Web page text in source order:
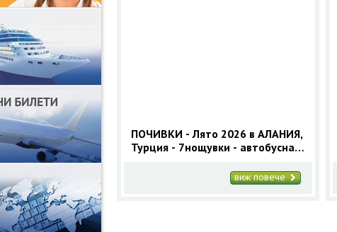
ПОЧИВКИ - Лято 2026 в АЛАНИЯ,
Турция - 7нощувки - автобусна
виж повече